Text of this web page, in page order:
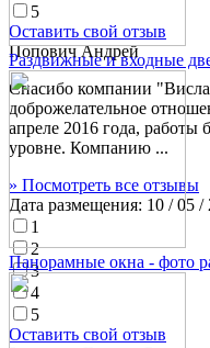
5
Оставить свой отзыв
Попович Андрей
Спасибо компании
доброжелательное
апреле 2016 года,
уровне. Компанию ...
» Посмотреть все отзывы
Дата размещения: 10 / 05 /
1
2
3
4
5
Оставить свой отзыв
Раздвижные и входные
Панорамные окна - фото